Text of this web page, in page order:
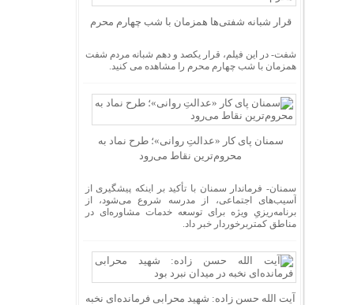
قرار شبانه شفتی‌ها همزمان با شب چهارم محرم
شفت- در این فیلم، قرار یکصد و دهم شبانه مردم شفت
همزمان با شب چهارم محرم را مشاهده می کنید.
سمنان پای کار «عدالتِ روانی»؛ طرح نماد به
محروم‌ترین نقاط می‌رود
سمنان- فرماندار سمنان با تأکید بر اینکه پیشگیری از
آسیب‌های اجتماعی، از مدرسه شروع می‌شود، از
برنامه‌ریزیِ ویژه برای توسعه خدمات مشاوره‌ای در
مناطق کمتربرخوردار خبر داد.
آیت الله حسن زاده: شهید محرابی فرمانده‌ای نخبه